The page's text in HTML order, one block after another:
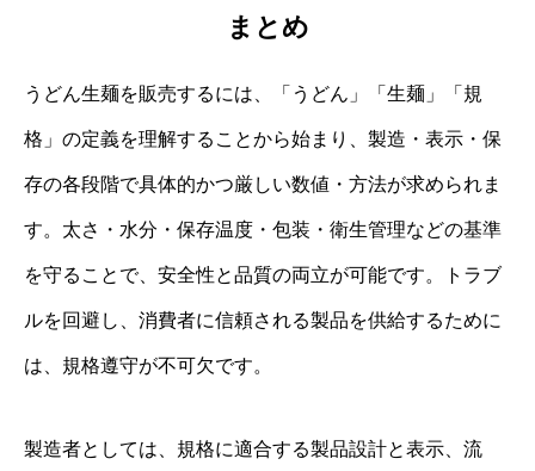
まとめ
うどん生麺を販売するには、「うどん」「生麺」「規
格」の定義を理解することから始まり、製造・表示・保
存の各段階で具体的かつ厳しい数値・方法が求められま
す。太さ・水分・保存温度・包装・衛生管理などの基準
を守ることで、安全性と品質の両立が可能です。トラブ
ルを回避し、消費者に信頼される製品を供給するために
は、規格遵守が不可欠です。
製造者としては、規格に適合する製品設計と表示、流